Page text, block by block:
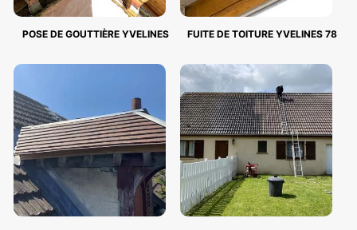
POSE DE GOUTTIÈRE YVELINES FUITE DE TOITURE YVELINES 78